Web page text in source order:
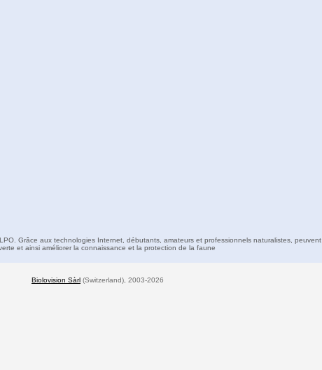
Grâce aux technologies Internet, débutants, amateurs et professionnels naturalistes, peuvent
et ainsi améliorer la connaissance et la protection de la faune
Biolovision Sàrl (Switzerland), 2003-2026